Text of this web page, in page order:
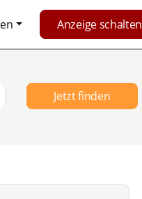
Anzeige schalten
Jetzt finden